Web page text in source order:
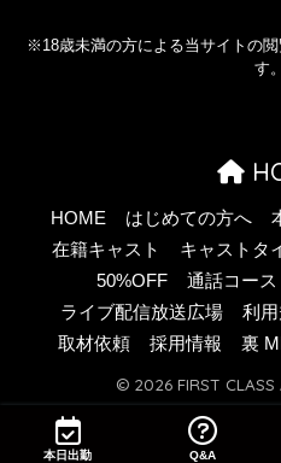
※18歳未満の方による当サイトの
す。
HOME はじめての方へ
在籍キャスト
キャストタ
50%OFF
通話コース
ライブ配信放送広場
利
取材依頼
採用情報 裏
© 2026 FIRST
本日出勤 Q&A